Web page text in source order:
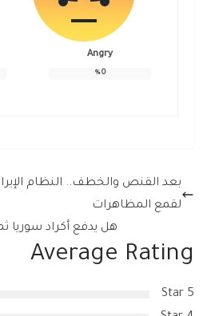
Angry
0
%
بعد القنص والخطف.. النظام
لقمع المظاهرات
هل يدفع أكراد سوريا
Average Rating
5 Star